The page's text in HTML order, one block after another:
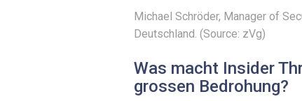
Michael Schröder, Manager of
Deutschland. (Source: zVg)
Was macht Insider
grossen Bedrohung?